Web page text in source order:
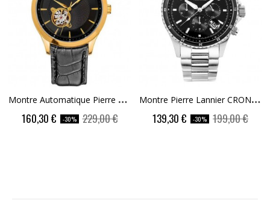
M
Ontre Automatique Pierre Lannier Fleuret En...
Price
160,30 € Regular
-30% 229,00 €
M
Ontre Pierre Lannier CRONOS Cadran Noir...
Price
139,30 € Regular
-30% 199,00 €